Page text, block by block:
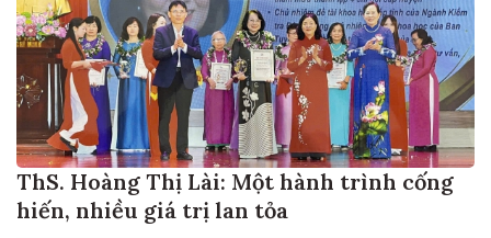
ThS. Hoàng Thị Lài: Một hành trình cống
hiến, nhiều giá trị lan tỏa